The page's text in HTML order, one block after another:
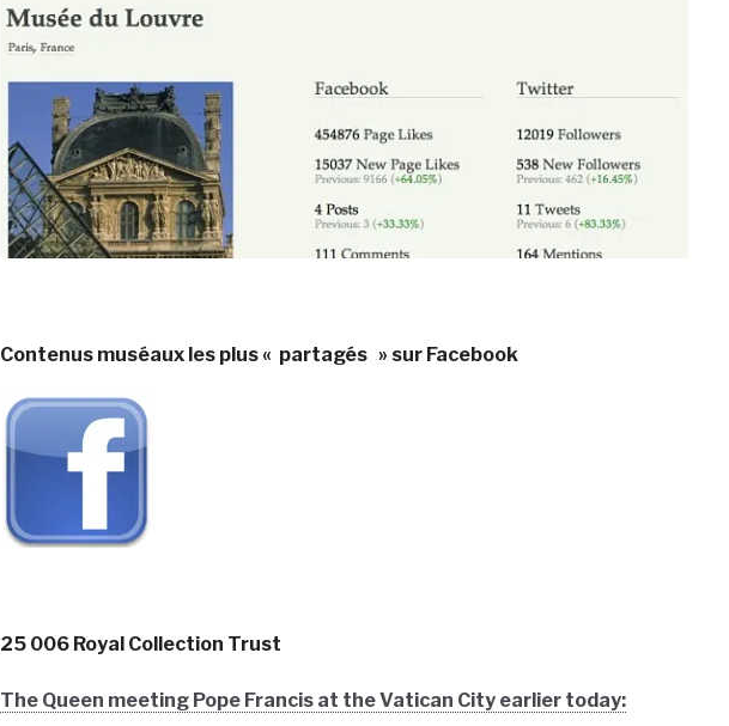
Contenus muséaux les plus « partagés » sur Facebook
25 006 Royal Collection Trust
The Queen meeting Pope Francis at the Vatican City earlier today: